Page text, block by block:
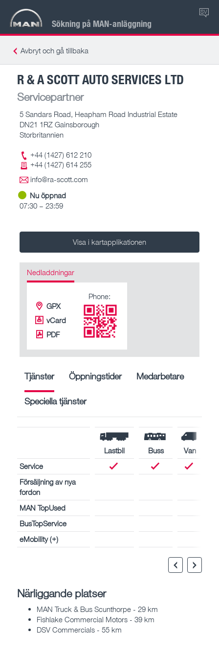
Sökning på MAN-anläggning
SV
Avbryt och gå tillbaka
R & A SCOTT AUTO SERVICES LTD
Servicepartner
5 Sandars Road, Heapham Road Industrial Estate
DN21 1RZ Gainsborough
Storbritannien
+44 (1427) 612 210
+44 (1427) 614 255
info@ra-scott.com
Nu öppnad
07:30 – 23:59
Visa i kartapplikationen
Nedladdningar
GPX
vCard
PDF
Phone:
Tjänster Öppningstider Medarbetare
Speciella tjänster
Lastbil Buss
Van
Service
Försäljning av nya
fordon
MAN TopUsed
BusTopService
eMobility (+)
Närliggande platser
MAN Truck & Bus Scunthorpe - 29 km
Fishlake Commercial Motors - 39 km
DSV Commercials - 55 km